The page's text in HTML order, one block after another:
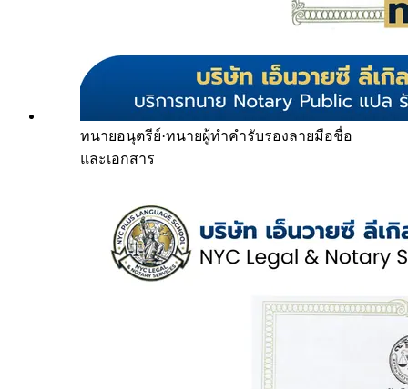
ทนายอนุตรีย์·ทนายผู้ทำคำรับรองลายมือชื่อ
และเอกสาร